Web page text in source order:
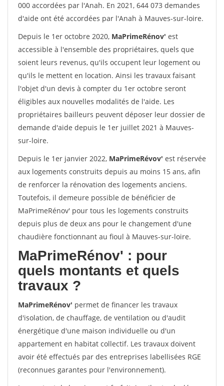
000 accordées par l'Anah. En 2021, 644 073 demandes
d'aide ont été accordées par l'Anah à Mauves-sur-loire.
Depuis le 1er octobre 2020, MaPrimeRénov' est
accessible à l'ensemble des propriétaires, quels que
soient leurs revenus, qu'ils occupent leur logement ou
qu'ils le mettent en location. Ainsi les travaux faisant
l'objet d'un devis à compter du 1er octobre seront
éligibles aux nouvelles modalités de l'aide. Les
propriétaires bailleurs peuvent déposer leur dossier de
demande d'aide depuis le 1er juillet 2021 à Mauves-
sur-loire.
Depuis le 1er janvier 2022, MaPrimeRévov' est réservée
aux logements construits depuis au moins 15 ans, afin
de renforcer la rénovation des logements anciens.
Toutefois, il demeure possible de bénéficier de
MaPrimeRénov' pour tous les logements construits
depuis plus de deux ans pour le changement d'une
chaudière fonctionnant au fioul à Mauves-sur-loire.
MaPrimeRénov' : pour
quels montants et quels
travaux ?
MaPrimeRénov' permet de financer les travaux
d'isolation, de chauffage, de ventilation ou d'audit
énergétique d'une maison individuelle ou d'un
appartement en habitat collectif. Les travaux doivent
avoir été effectués par des entreprises labellisées RGE
(reconnues garantes pour l'environnement).